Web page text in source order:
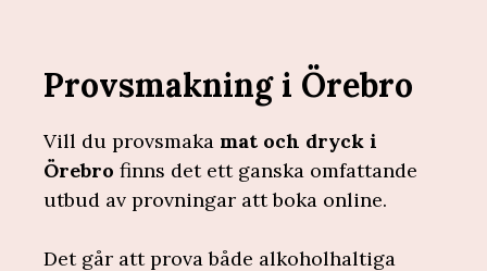
Provsmakning i Örebro
Vill du provsmaka mat och dryck i
Örebro finns det ett ganska omfattande
utbud av provningar att boka online.
Det går att prova både alkoholhaltiga